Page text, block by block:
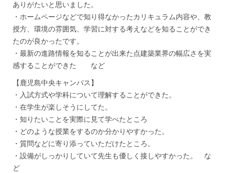
ありがたいと思いました。
・ホームページなどで知り得なかったカリキュラム内容や、教
授方、環境の雰囲気、学習に対する考えなどを知ることができ
たのが良かったです。
・最新の進路情報を知ることが出来た点建築業界の幅広さを実
感することができた など
【鹿児島中央キャンパス】
・入試方式や学科について理解することができた。
・在学生が楽しそうにしてた。
・知りたいことを実際に見て学べたところ
・どのような授業をするのか分かりやすかった。
・質問などに寄り添っていただけたところ。
・設備がしっかりしていて先生も優しく接しやすかった。 な
ど